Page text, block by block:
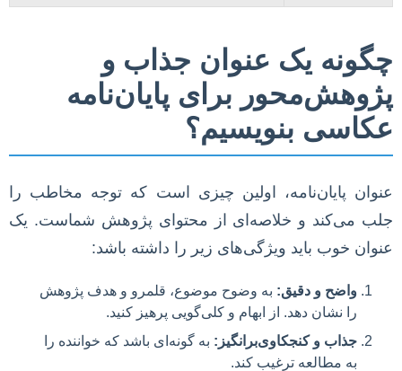
چگونه یک عنوان جذاب و
پژوهش‌محور برای پایان‌نامه
عکاسی بنویسیم؟
عنوان پایان‌نامه، اولین چیزی است که توجه مخاطب را
جلب می‌کند و خلاصه‌ای از محتوای پژوهش شماست. یک
عنوان خوب باید ویژگی‌های زیر را داشته باشد:
واضح و دقیق: به وضوح موضوع، قلمرو و هدف پژوهش
را نشان دهد. از ابهام و کلی‌گویی پرهیز کنید.
جذاب و کنجکاوی‌برانگیز: به گونه‌ای باشد که خواننده را
به مطالعه ترغیب کند.